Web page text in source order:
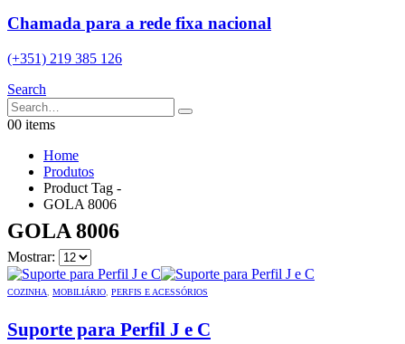
Chamada para a rede fixa nacional
(+351) 219 385 126
Search
00 items
Home
Produtos
Product Tag -
GOLA 8006
GOLA 8006
Mostrar:
COZINHA MOBILIÁRIO PERFIS E ACESSÓRIOS
Suporte para Perfil J e C